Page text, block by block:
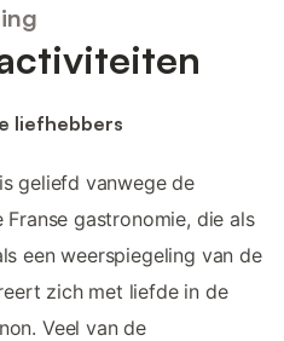
liefhebbers
geliefd vanwege de
gastronomie, die als
een weerspiegeling van de
zich met liefde in de
Veel van de